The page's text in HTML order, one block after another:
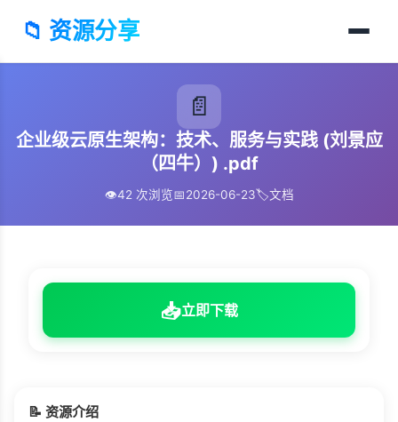
📁 资源分享
📄
企业级云原生架构：技术、服务与实践 (刘景应
（四牛）) .pdf
👁️42 次浏览📅2026-06-23🏷️文档
📥立即下载
📝 资源介绍